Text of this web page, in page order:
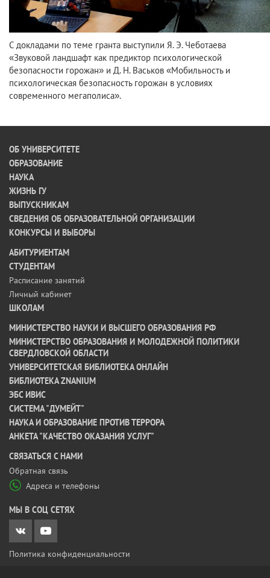
С докладами по теме гранта выступили Я. Э. Чеботаева
«Звуковой ландшафт как предиктор психологической
безопасности горожан» и Д. Н. Васьков «Мобильность и
психологическая безопасность горожан в условиях
современного мегаполиса».
ОБ УНИВЕРСИТЕТЕ
ОБРАЗОВАНИЕ
НАУКА
ЖИЗНЬ ГУ
ВЫПУСКНИКАМ
СВЕДЕНИЯ ОБ ОБРАЗОВАТЕЛЬНОЙ ОРГАНИЗАЦИИ
КОНКУРСЫ И ВЫБОРЫ
АБИТУРИЕНТАМ
СТУДЕНТАМ
Расписание занятий
Личный кабинет
ШКОЛАМ
МИНИСТЕРСТВО НАУКИ И ВЫСШЕГО ОБРАЗОВАНИЯ РФ
МИНИСТЕРСТВО ОБРАЗОВАНИЯ И МОЛОДЕЖНОЙ ПОЛИТИКИ
СВЕРДЛОВСКОЙ ОБЛАСТИ
УНИВЕРСИТЕТСКАЯ БИБЛИОТЕКА ОНЛАЙН
БИБЛИОТЕКА ZNANIUM
ЭБС ИВИС
СИСТЕМА "ДУМЕЙТ"
НАУКА И ОБРАЗОВАНИЕ ПРОТИВ ТЕРРОРА
АНКЕТА "КАЧЕСТВО ОКАЗАНИЯ УСЛУГ"
CВЯЗАТЬСЯ С НАМИ
Обратная связь
Адреса и телефоны
МЫ В СОЦ СЕТЯХ
Политика конфиденциальности